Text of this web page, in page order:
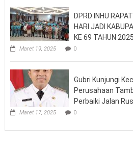
DPRD INHU
HARI JADI
KE 69 TAHUN 2025
Maret 19, 2025 0
Gubri Kunjungi
Perusahaan
Perbaiki Jalan
Maret 17, 2025 0